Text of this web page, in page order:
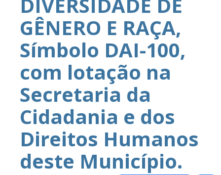
GÊNERO E RAÇA,
Símbolo DAI-100,
com lotação na
Secretaria da
Cidadania e dos
Direitos Humanos
deste Município.